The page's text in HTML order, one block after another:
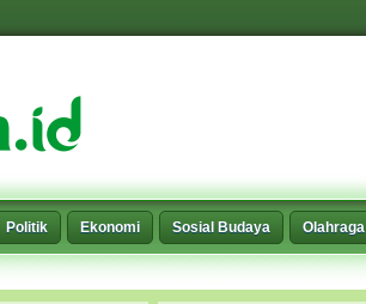
Politik Ekonomi Sosial Budaya Olahraga